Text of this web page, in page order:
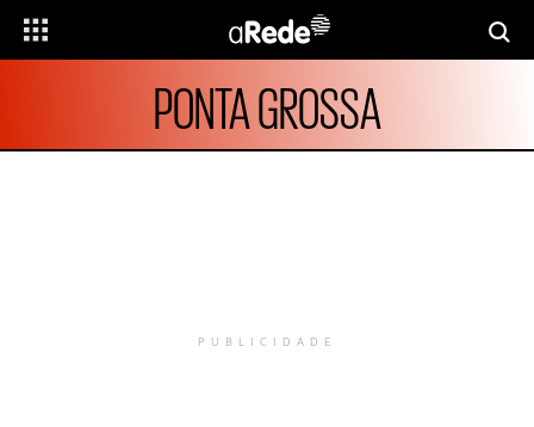
PONTA GROSSA
PUBLICIDADE